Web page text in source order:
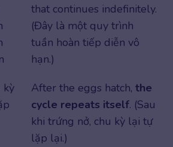
that continues indefinitely.
(Đây là một quy trình
tuần hoàn tiếp diễn vô
hạn.)
kỳ
After the eggs hatch, the
cycle repeats itself. (Sau
khi trứng nở, chu kỳ lại tự
lặp lại.)